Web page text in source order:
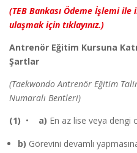
(TEB Bankası Ödeme İşlemi
ulaşmak için tıklayınız.)
Antrenör Eğitim Kursuna
Şartlar
(Taekwondo Antrenör Eğitim
Numaralı Bentleri)
(1) • a) En az lise veya dengi
b) Görevini devamlı